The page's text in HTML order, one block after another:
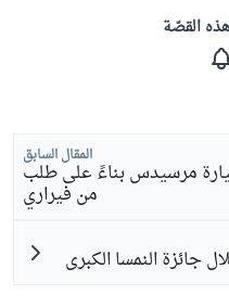
القصّة
المقال السابق
مرسيدس بناءً على طلب
من فيراري
جائزة النمسا الكبرى